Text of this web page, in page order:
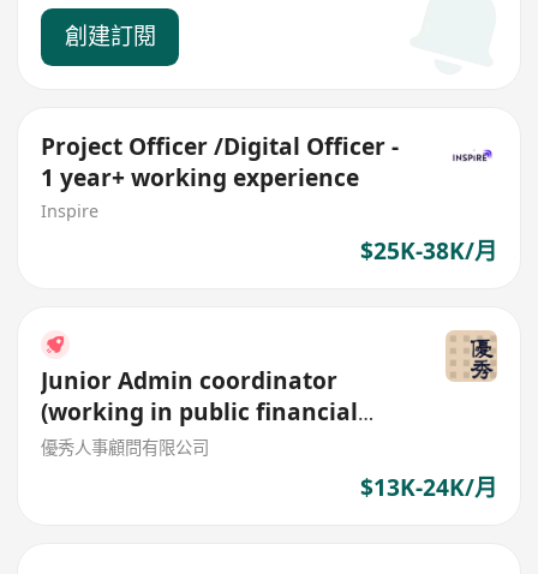
創建訂閱
Project Officer /Digital Officer -
1 year+ working experience
Inspire
$25K-38K/月
Junior Admin coordinator
(working in public financial
institution)
優秀人事顧問有限公司
$13K-24K/月